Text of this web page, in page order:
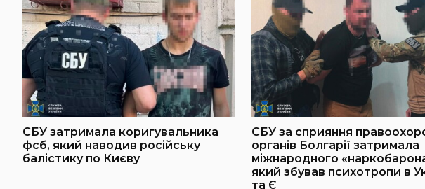
СБУ затримала коригувальника
фсб, який наводив російську
балістику по Києву
СБУ за сприяння
органів Болгарії затримала
міжнародного
який збував психотропи в
та Є